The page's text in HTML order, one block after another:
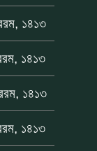
১৪১৩
১৪১৩
১৪১৩
১৪১৩